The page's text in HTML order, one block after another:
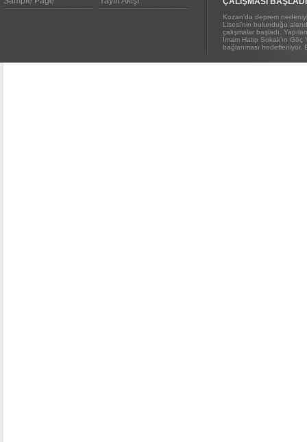
Kozan’da deprem
Lisesi’nin bulunduğu
çalışmalar başladı.
İmam Hatip Sokak’ın Göç
bağlanması hedefleniyor.